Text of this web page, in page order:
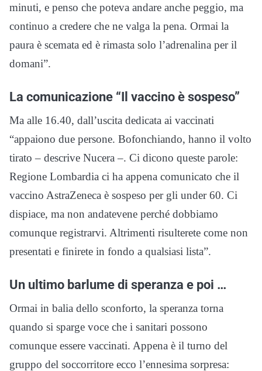
minuti, e penso che poteva andare anche peggio, ma
continuo a credere che ne valga la pena. Ormai la
paura è scemata ed è rimasta solo l’adrenalina per il
domani”.
La comunicazione “Il vaccino è sospeso”
Ma alle 16.40, dall’uscita dedicata ai vaccinati
“appaiono due persone. Bofonchiando, hanno il volto
tirato – descrive Nucera –. Ci dicono queste parole:
Regione Lombardia ci ha appena comunicato che il
vaccino AstraZeneca è sospeso per gli under 60. Ci
dispiace, ma non andatevene perché dobbiamo
comunque registrarvi. Altrimenti risulterete come non
presentati e finirete in fondo a qualsiasi lista”.
Un ultimo barlume di speranza e poi …
Ormai in balia dello sconforto, la speranza torna
quando si sparge voce che i sanitari possono
comunque essere vaccinati. Appena è il turno del
gruppo del soccorritore ecco l’ennesima sorpresa: